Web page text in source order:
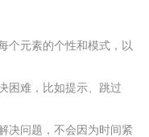
个元素的个性和模式，以
困难，比如提示、跳过
决问题，不会因为时间紧